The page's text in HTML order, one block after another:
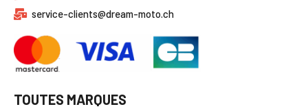
service-clients@dream-moto.ch
TOUTES MARQUES